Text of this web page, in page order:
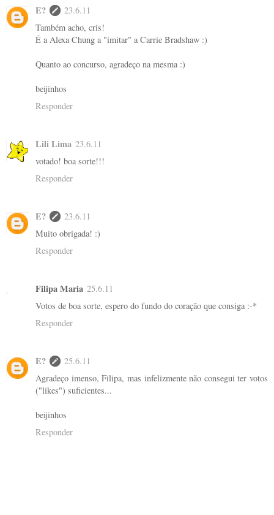
E?
23.6.11
Também acho, cris!
É a Alexa Chung a "imitar" a Carrie Bradshaw :)
Quanto ao concurso, agradeço na mesma :)
beijinhos
Responder
Lili Lima 23.6.11
votado! boa sorte!!!
Responder
E?
23.6.11
Muito obrigada! :)
Responder
Filipa Maria 25.6.11
Votos de boa sorte, espero do fundo do coração que consiga :-*
Responder
E?
25.6.11
Agradeço imenso, Filipa, mas infelizmente não consegui ter votos
("likes") suficientes...
beijinhos
Responder